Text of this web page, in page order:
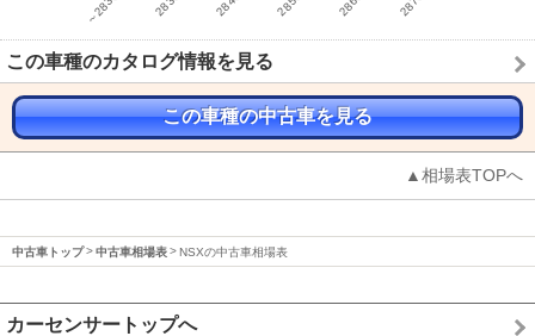
この車種のカタログ情報を見る
この車種の中古車を見る
▲相場表TOPへ
中古車トップ 中古車相場表 NSXの中古車相場表
カーセンサートップへ